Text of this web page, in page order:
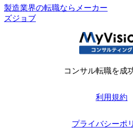
製造業界の転職ならメーカー
ズジョブ
コンサル転職を成
利用規約
プライバシーポ